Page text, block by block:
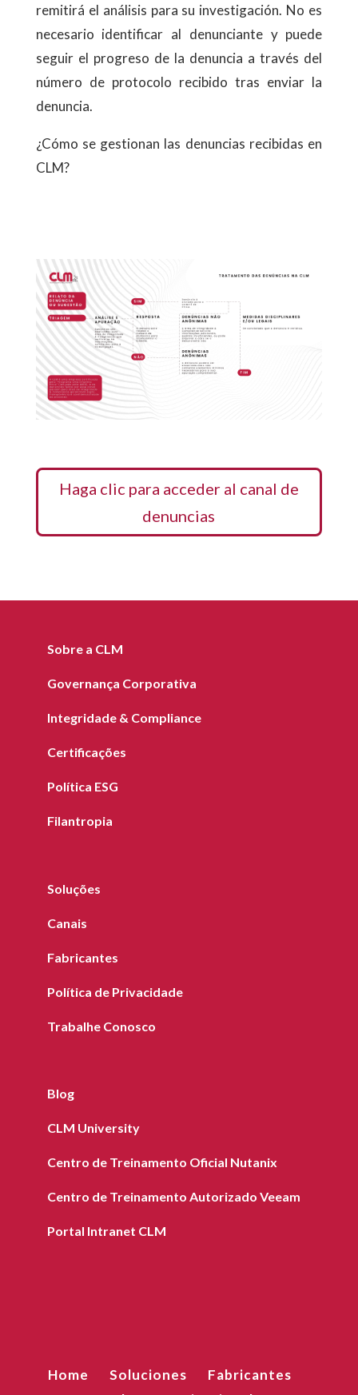
remitirá el análisis para su investigación. No es
necesario identificar al denunciante y puede
seguir el progreso de la denuncia a través del
número de protocolo recibido tras enviar la
denuncia.
¿Cómo se gestionan las denuncias recibidas en
CLM?
Haga clic para acceder al canal de
denuncias
Sobre a CLM
Governança Corporativa
Integridade & Compliance
Certificações
Política ESG
Filantropia
Soluções
Canais
Fabricantes
Política de Privacidade
Trabalhe Conosco
Blog
CLM University
Centro de Treinamento Oficial Nutanix
Centro de Treinamento Autorizado Veeam
Portal Intranet CLM
Home Soluciones
Fabricantes